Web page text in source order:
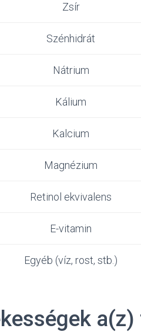
Zsír
Szénhidrát
Nátrium
Kálium
Kalcium
Magnézium
Retinol ekvivalens
E-vitamin
Egyéb (víz, rost, stb.)
a(z)